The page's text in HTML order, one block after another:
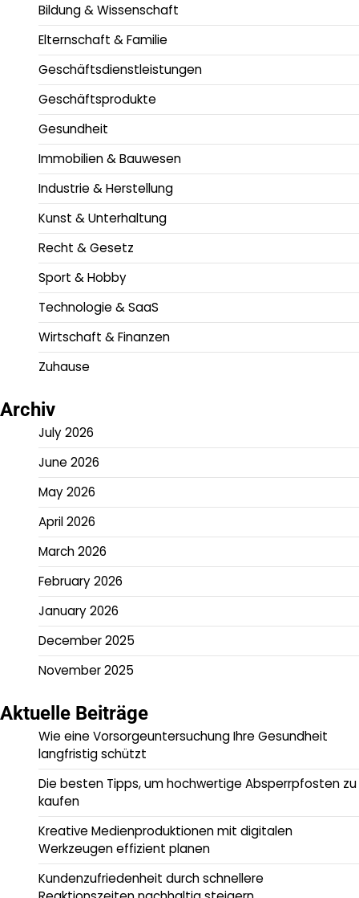
Bildung & Wissenschaft
Elternschaft & Familie
Geschäftsdienstleistungen
Geschäftsprodukte
Gesundheit
Immobilien & Bauwesen
Industrie & Herstellung
Kunst & Unterhaltung
Recht & Gesetz
Sport & Hobby
Technologie & SaaS
Wirtschaft & Finanzen
Zuhause
Archiv
July 2026
June 2026
May 2026
April 2026
March 2026
February 2026
January 2026
December 2025
November 2025
Aktuelle Beiträge
Wie eine Vorsorgeuntersuchung Ihre Gesundheit
langfristig schützt
Die besten Tipps, um hochwertige Absperrpfosten zu
kaufen
Kreative Medienproduktionen mit digitalen
Werkzeugen effizient planen
Kundenzufriedenheit durch schnellere